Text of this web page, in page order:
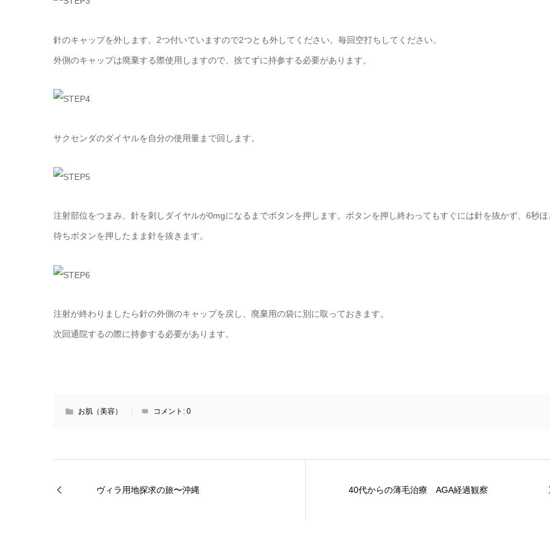
針のキャップを外します。2つ付いていますので2つとも外してください。毎回空打ちしてください。
外側のキャップは廃棄する際使用しますので、捨てずに持参する必要があります。
サクセンダのダイヤルを自分の使用量まで回します。
注射部位をつまみ、針を刺しダイヤルが0mgになるまでボタンを押します。ボタンを押し終わってもすぐには針を抜かず、6秒ほ
待ちボタンを押したまま針を抜きます。
注射が終わりましたら針の外側のキャップを戻し、廃棄用の袋に別に取っておきます。
次回通院するの際に持参する必要があります。
お肌（美容） コメント: 0
ヴィラ用地探求の旅〜沖縄 40代からの薄毛治療 AGA経過観察